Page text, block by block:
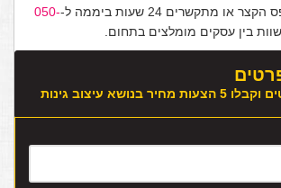
מתקשרים 24 שעות ביממה ל-
050-
בין עסקים מומלצים בתחום.
בנושא עיצוב גינות